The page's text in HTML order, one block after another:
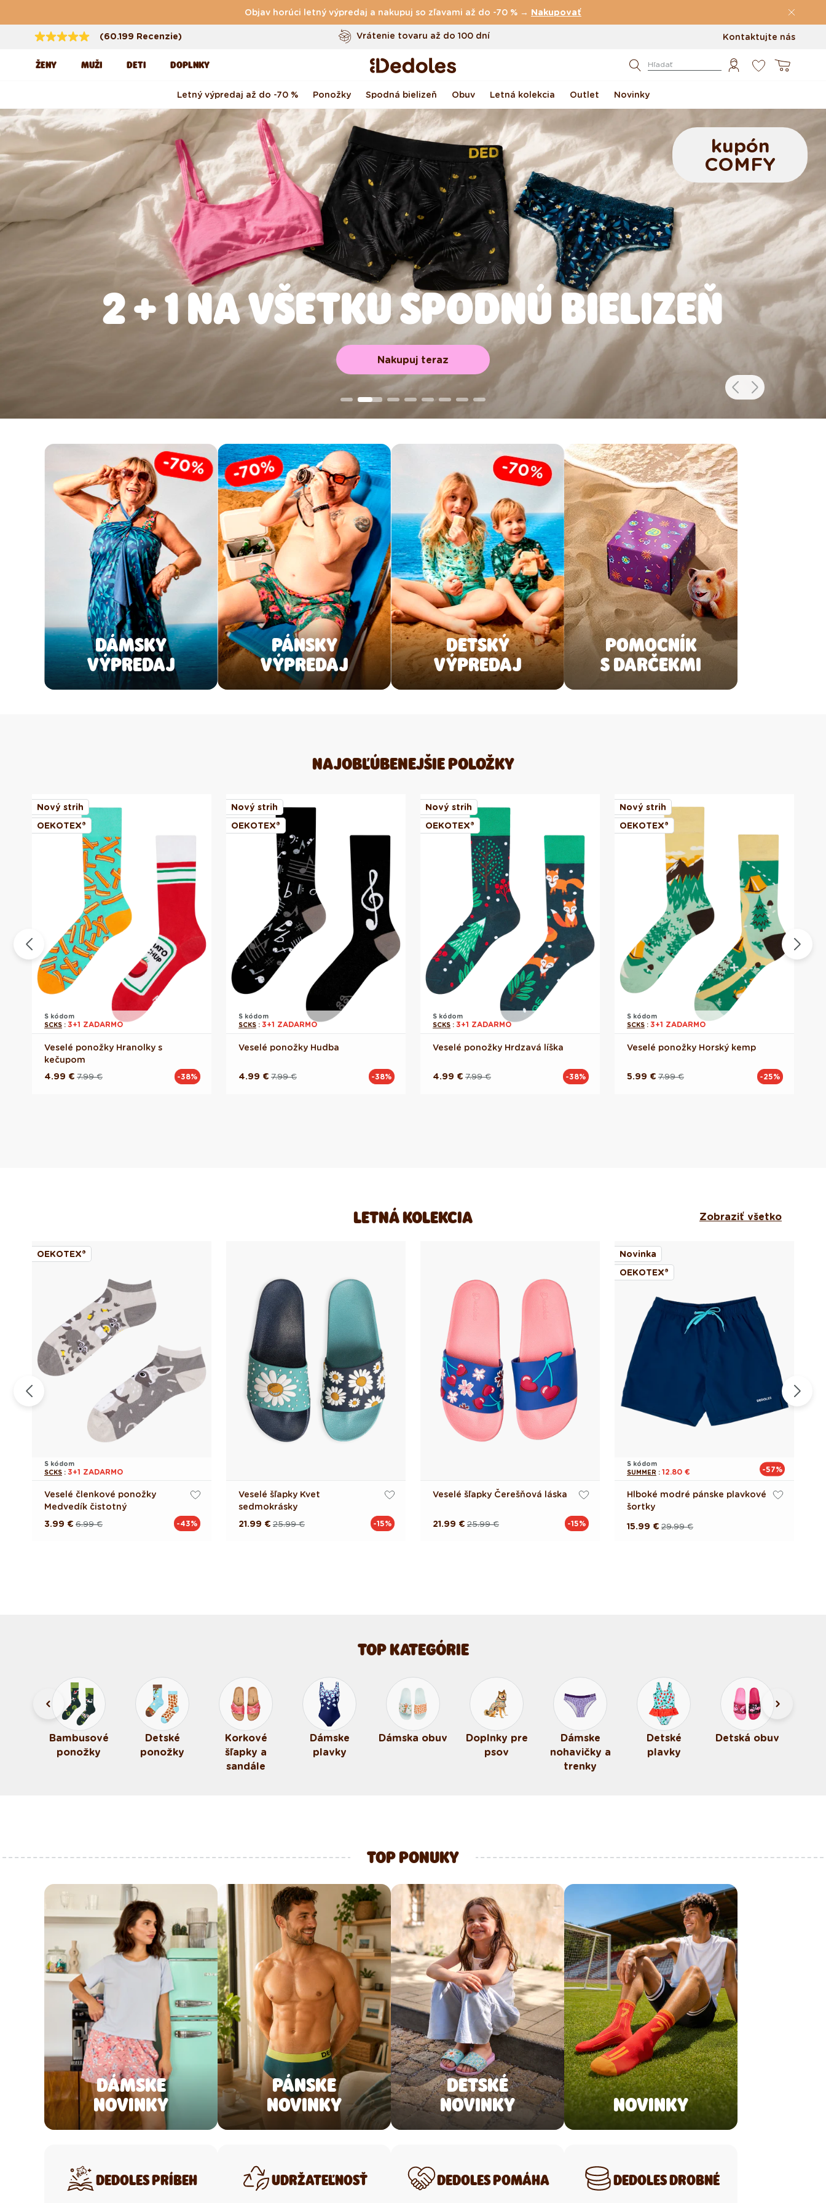
Objav horúci letný výpredaj a nakupuj so zľavami až do -70 % → Nakupovať
(60.199 Recenzie)
Vrátenie tovaru až do 100 dní
Originálny dizajn navrhnutý u nás
Rýchle odoslanie do <48 hod
Kontaktujte nás
ŽENY MUŽI DETI DOPLNKY Hľadať Košík
Letný výpredaj až do -70 % Ponožky Spodná bielizeň Obuv Letná kolekcia Outlet Novinky
2 + 1 NA VŠETKU SPODNÚ BIELIZEŇ
Nakupuj teraz
kupón
COMFY
DÁMSKY
VÝPREDAJ
PÁNSKY
VÝPREDAJ
DETSKÝ
VÝPREDAJ
POMOCNÍK
S DARČEKMI
NAJOBĽÚBENEJŠIE POLOŽKY
Nový strih
OEKOTEX®
S kódom
SCKS : 3+1 ZADARMO
Veselé ponožky Hranolky s
kečupom
Pôvodná7.99 €
Akciová
4.99 € -38%
Nový strih
OEKOTEX®
S kódom
SCKS : 3+1 ZADARMO
Veselé ponožky Hudba
Pôvodná7.99 €
Akciová
4.99 € -38%
Nový strih
OEKOTEX®
S kódom
SCKS : 3+1 ZADARMO
Veselé ponožky Hrdzavá líška
Pôvodná7.99 €
Akciová
4.99 € -38%
Nový strih
OEKOTEX®
S kódom
SCKS : 3+1 ZADARMO
Veselé ponožky Horský kemp
Pôvodná7.99 €
Akciová
5.99 € -25%
LETNÁ KOLEKCIA Zobraziť všetko
OEKOTEX®
S kódom
SCKS: 3+1 ZADARMO
Veselé členkové ponožky
Medvedík čistotný
Pôvodná6.99 €
Akciová
3.99 € -43%
Veselé šľapky Kvet
sedmokrásky
Pôvodná25.99 €
Akciová
21.99 € -15%
Veselé šľapky Čerešňová láska
Pôvodná25.99 €
Akciová
21.99 € -15%
Novinka
OEKOTEX®
S kódom
SUMMER : 12.80 € -57%
Hlboké modré pánske plavkové
šortky
Pôvodná29.99 €
Akciová
15.99 €
TOP KATEGÓRIE
Bambusové
ponožky
Detské
ponožky
Korkové
šľapky a
sandále
Dámske
plavky
Dámska obuv
Doplnky pre
psov
Dámske
nohavičky a
trenky
Detské
plavky
Detská obuv
TOP PONUKY
DÁMSKE
NOVINKY
PÁNSKE
NOVINKY
DETSKÉ
NOVINKY
NOVINKY
DEDOLES PRÍBEH UDRŽATEĽNOSŤ DEDOLES POMÁHA DEDOLES DROBNÉ